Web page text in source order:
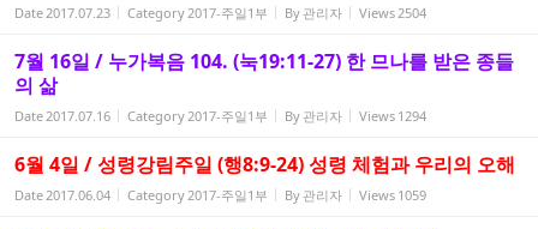
Date2017.07.23 Category2017-주일1부 By 관리자 Views2504
7월 16일 / 누가복음 104. (눅19:11-27) 한 므나를 받은 종들
의 삶
Date2017.07.16 Category2017-주일1부 By 관리자 Views 1294
6월 4일 / 성령강림주일 (행8:9-24) 성령 체험과 우리의 오해
Date2017.06.04 Category2017-주일1부 By 관리자 Views 1059